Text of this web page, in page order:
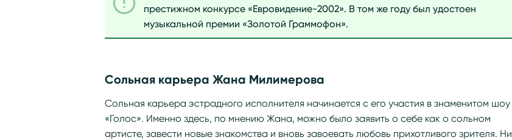
престижном конкурсе «Евровидение-2002». В том же году был удостоен
музыкальной премии «Золотой Граммофон».
Сольная карьера Жана Милимерова
Сольная карьера эстрадного исполнителя начинается с его участия в знаменитом шоу
«Голос». Именно здесь, по мнению Жана, можно было заявить о себе как о сольном
артисте, завести новые знакомства и вновь завоевать любовь прихотливого зрителя. Ни